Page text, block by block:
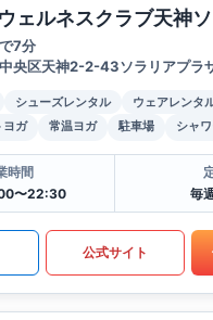
ェルネスクラブ天神
7分
央区天神2-2-43ソラリアプラ
シューズレンタル ウェアレンタ
ヨガ 常温ヨガ 駐車場 シャ
時間
〜22:30
毎
公式サイト